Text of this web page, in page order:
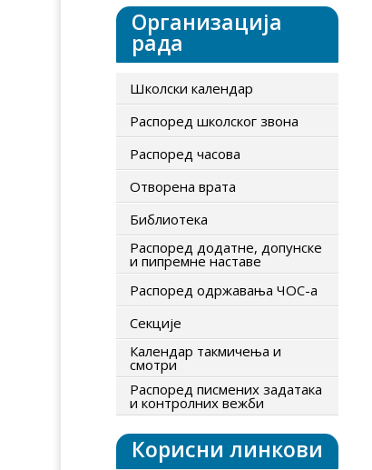
Организација
рада
Школски календар
Распоред школског звона
Распоред часова
Отворена врата
Библиотека
Распоред додатне, допунске
и пипремне наставе
Распоред одржавања ЧОС-а
Секције
Календар такмичења и
смотри
Распоред писмених задатака
и контролних вежби
Корисни линкови